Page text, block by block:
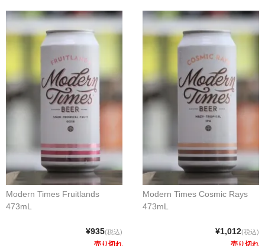
ワイン
和リキュール・梅酒
おつまみなど
ご利用案内
Modern Times Fruitlands
473mL
¥935(税込)
Modern Times Cosmic Rays
473mL
¥1,012(税込)